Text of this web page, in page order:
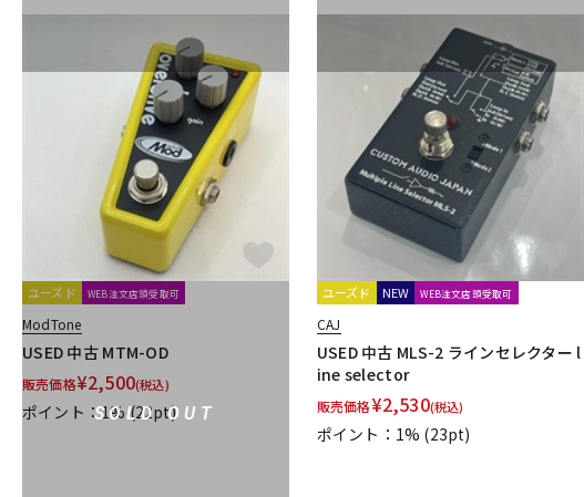
SOLD OUT
ユーズド WEB注文店頭受取可
ModTone
USED 中古 MTM-OD
販売価格¥2,500(税込)
ポイント：1%(22pt)
ユーズド NEW WEB注文店頭受取可
CAJ
USED 中古 MLS-2 ラインセレクター l
ine selector
販売価格¥2,530(税込)
ポイント：1% (23pt)